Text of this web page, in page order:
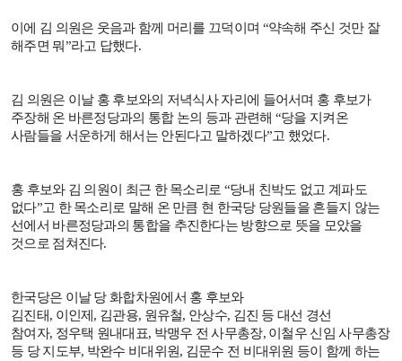
이에 김 의원은 웃음과 함께 머리를 끄덕이며 “약속해 주신 것만 잘
해주면 뭐”라고 답했다.
김 의원은 이날 홍 후보와의 저녁식사 자리에 들어서며 홍 후보가
주장해 온 바른정당과의 통합 논의 등과 관련해 “당을 지켜온
사람들을 서운하게 해서는 안된다고 말하겠다”고 했었다.
홍 후보와 김 의원이 최근 한 목소리로 “당내 친박도 없고 계파도
없다”고 한 목소리로 말해 온 만큼 현 한국당 당원들을 흔들지 않는
선에서 바른정당과의 통합을 추진한다는 방향으로 뜻을 모았을
것으로 점쳐진다.
한국당은 이날 당 화합차원에서 홍 후보와
김진태, 이인제 , 김관용, 원유철, 안상수, 김진 등 대선 경선
참여자, 정우택 원내대표, 박맹우 전 사무총장, 이철우 신임 사무총장
등 당 지도부, 박완수 비대위원, 김문수 전 비대위원 등이 함께 하는